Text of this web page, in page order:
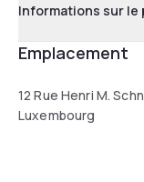
Informations sur le
Emplacement
12 Rue Henri M.
Luxembourg